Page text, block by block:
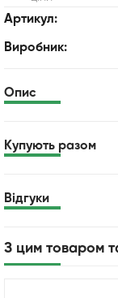
Артикул:
Виробник:
Опис
Купують разом
Відгуки
З цим товаром